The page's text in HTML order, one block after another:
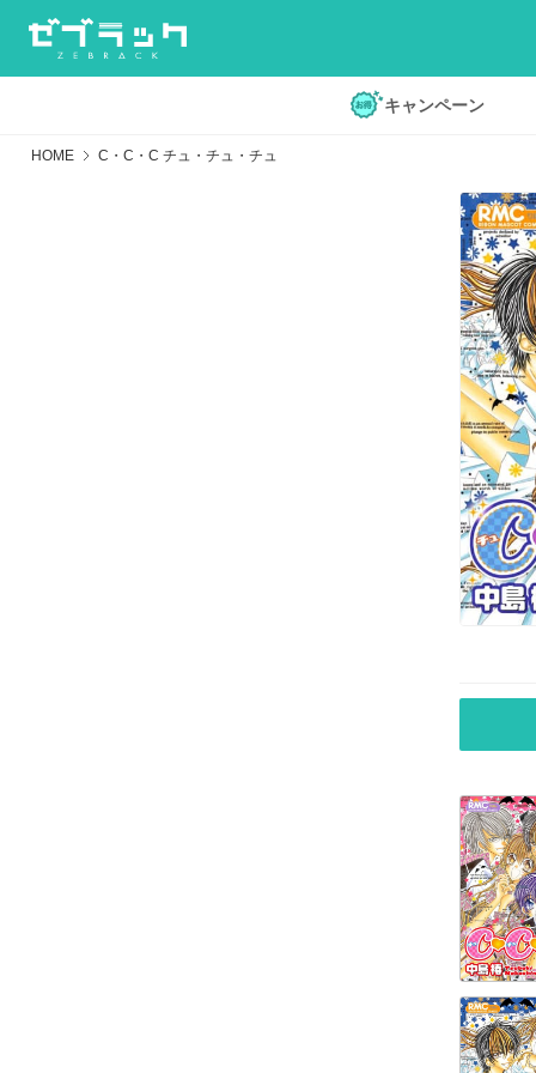
キャンペーン
HOME C・C・C チュ・チュ・チュ